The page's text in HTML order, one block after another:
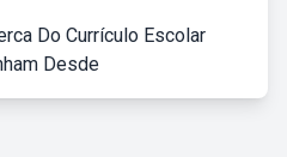
Do Currículo Escolar
Desde